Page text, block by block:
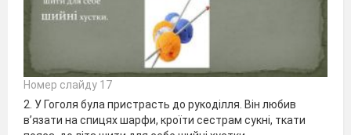
Номер слайду 17
2. У Гоголя була пристрасть до рукоділля. Він любив
в’язати на спицях шарфи, кроїти сестрам сукні, ткати